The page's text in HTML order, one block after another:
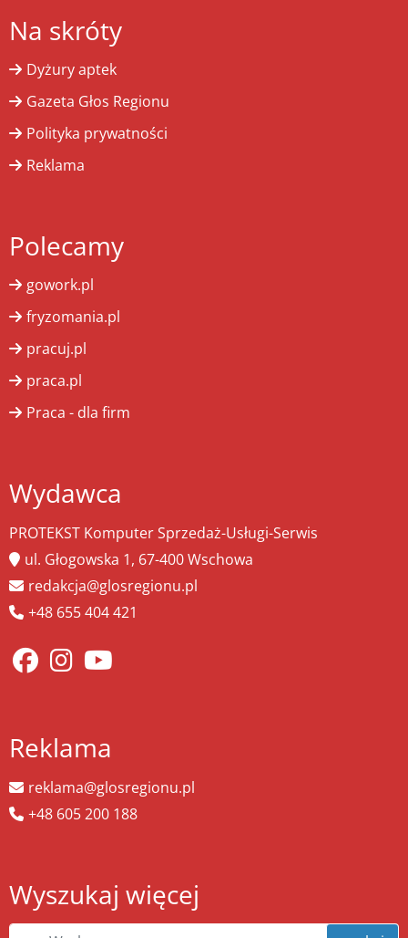
Na skróty
Dyżury aptek
Gazeta Głos Regionu
Polityka prywatności
Reklama
Polecamy
gowork.pl
fryzomania.pl
pracuj.pl
praca.pl
Praca - dla firm
Wydawca
PROTEKST Komputer Sprzedaż-Usługi-Serwis
ul. Głogowska 1, 67-400 Wschowa
redakcja@glosregionu.pl
+48 655 404 421
Reklama
reklama@glosregionu.pl
+48 605 200 188
Wyszukaj więcej